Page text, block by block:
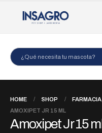
HOME SHOP FARMACIA
AMOXIPET JR 15 ML
Amoxipet Jr 15 ml